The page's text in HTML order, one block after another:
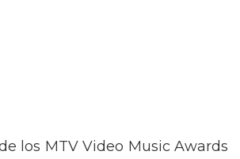
los MTV Video Music Awards